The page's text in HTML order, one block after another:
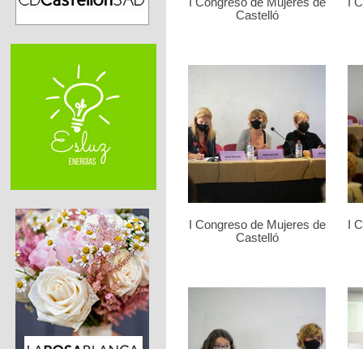
I Congreso de Mujeres de
Castelló
I
I Congreso de Mujeres de
Castelló
I